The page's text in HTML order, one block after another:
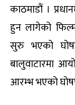
काठमाडौं ।
हुन लागेको
सुरु भएको
बालुवाटारमा
आरम्भ भएको